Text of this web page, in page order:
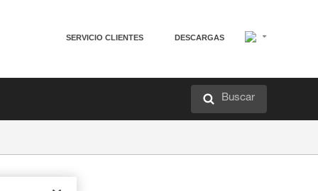
SERVICIO CLIENTES DESCARGAS
Buscar